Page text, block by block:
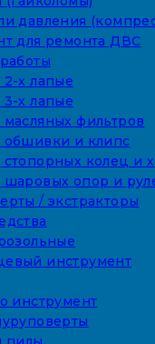
давления
для ремонта ДВС
х лапые
х лапые
фильтров
и клипс
колец и
опор и
/ экстракторы
инструмент
инструмент